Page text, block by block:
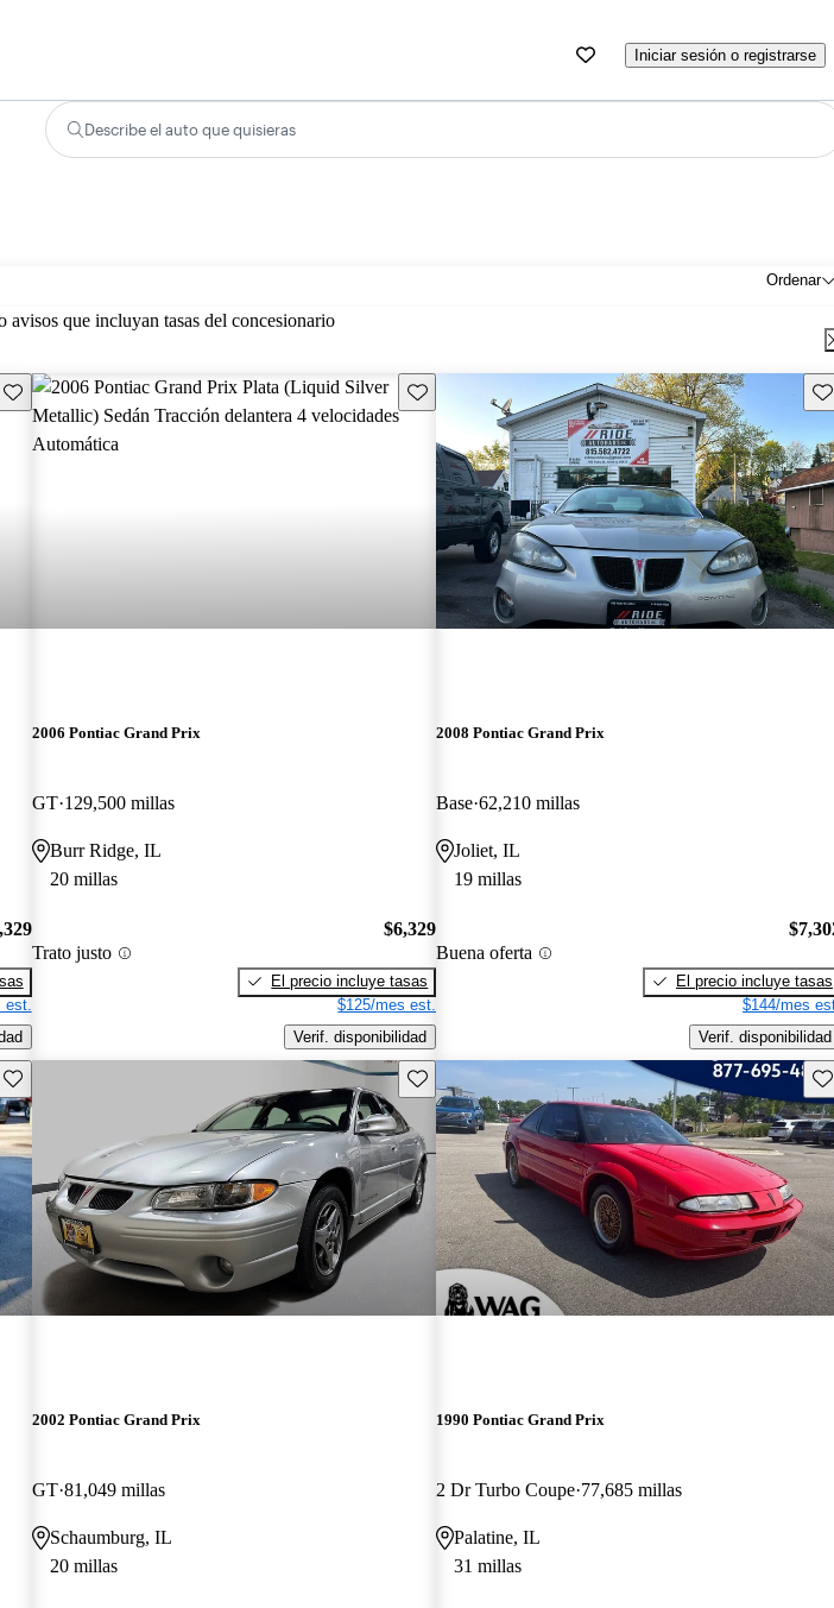
Iniciar sesión o registrarse
Describe el auto que quisieras
Ordenar
avisos que incluyan tasas del concesionario
Guarda este Aviso
est.
Guarda este Aviso
2006 Pontiac Grand Prix
GT 129,500 millas
Burr Ridge, IL
20 millas
Trato justo
$6,329
El precio incluye tasas
$125/mes est.
Verif. disponibilidad
2008 Pontiac Grand Prix
Base 62,210 millas
Joliet, IL
19 millas
Buena oferta
El precio incluye tasas
$144/mes
Verif. disponibilidad
Guarda este Aviso Guarda este Aviso
2002 Pontiac Grand Prix
GT 81,049 millas
Schaumburg, IL
20 millas
1990 Pontiac Grand Prix
2 Dr Turbo Coupe 77,685 millas
Palatine, IL
31 millas